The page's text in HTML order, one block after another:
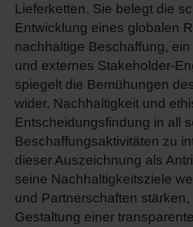
Lieferketten. Sie belegt die
Entwicklung eines globalen
nachhaltige Beschaffung,
und externes Stakeholder-
spiegelt die Bemühungen
wider, Nachhaltigkeit und
Entscheidungsfindung in all
Beschaffungsaktivitäten zu
dieser Auszeichnung als
seine Nachhaltigkeitsziele
und Partnerschaften stärken,
Gestaltung einer